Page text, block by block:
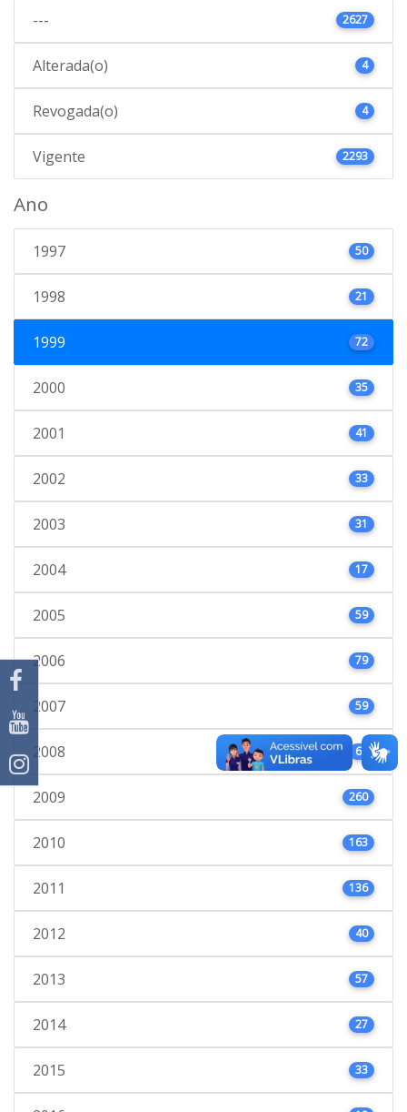
--- 2627
Alterada(o) 4
Revogada(o) 4
Vigente 2293
Ano
1997 50
1998 21
1999 72
2000 35
2001 41
2002 33
2003 31
2004 17
2005 59
2006 79
2007 59
2008 66
2009 260
2010 163
2011 136
2012 40
2013 57
2014 27
2015 33